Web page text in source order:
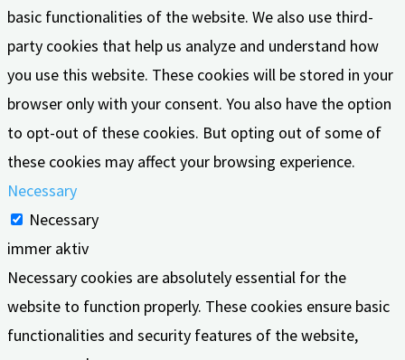
basic functionalities of the website. We also use third-
party cookies that help us analyze and understand how
you use this website. These cookies will be stored in your
browser only with your consent. You also have the option
to opt-out of these cookies. But opting out of some of
these cookies may affect your browsing experience.
Necessary
Necessary
immer aktiv
Necessary cookies are absolutely essential for the
website to function properly. These cookies ensure basic
functionalities and security features of the website,